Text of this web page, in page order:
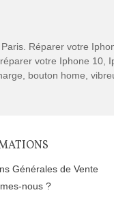
Réparer votre
votre Iphone 10,
bouton home,
Générales de Vente
nous ?